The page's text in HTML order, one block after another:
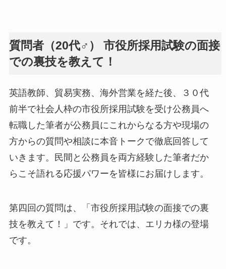
質問者（20代♂） 市役所採用試験の面接
での裏技を教えて！
英語教師、貿易実務、海外営業を経た後、３０代
前半で社会人枠の市役所採用試験を受け公務員へ
転職した筆者が公務員にこれからなる方や現場の
方からの質問や相談に本音トークで徹底回答して
いきます。民間と公務員を両方経験した筆者だか
らこそ語れる応援パワーを皆様にお届けします。
第四回の質問は、「市役所採用試験の面接での裏
技を教えて！」です。それでは、エリカ様の登場
です。